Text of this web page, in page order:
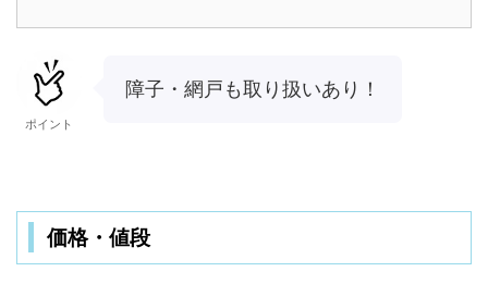
ポイント
障子・網戸も取り扱いあり！
価格・値段